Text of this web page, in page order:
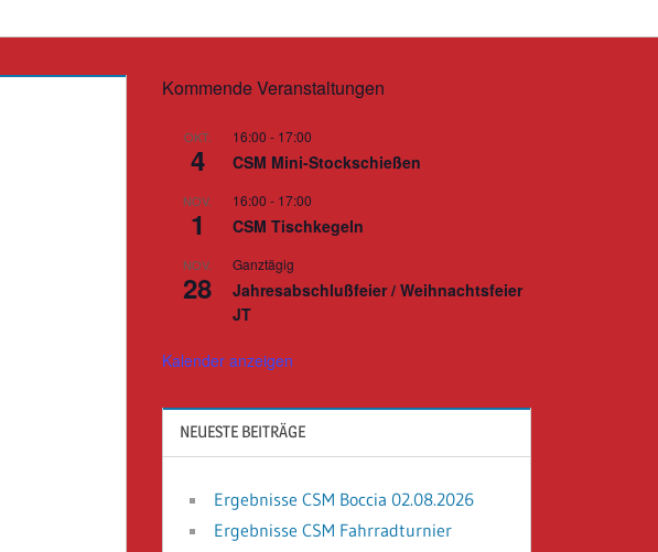
Kommende Veranstaltungen
OKT.
4
16:00 - 17:00
CSM Mini-Stockschießen
NOV.
1
16:00 - 17:00
CSM Tischkegeln
NOV.
28
Ganztägig
Jahresabschlußfeier / Weihnachtsfeier
JT
Kalender anzeigen
NEUESTE BEITRÄGE
Ergebnisse CSM Boccia 02.08.2026
Ergebnisse CSM Fahrradturnier